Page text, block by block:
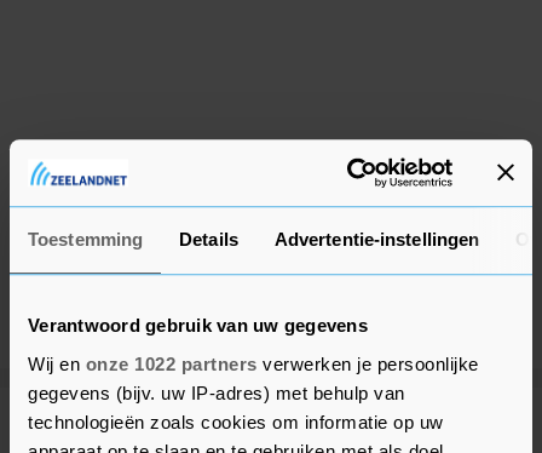
Toestemming Details Advertentie-instellingen
Verantwoord gebruik van uw gegevens
Wij en onze 1022 partners verwerken je persoonlijke
gegevens (bijv. uw IP-adres) met behulp van
technologieën zoals cookies om informatie op uw
Meer uit Middelburg